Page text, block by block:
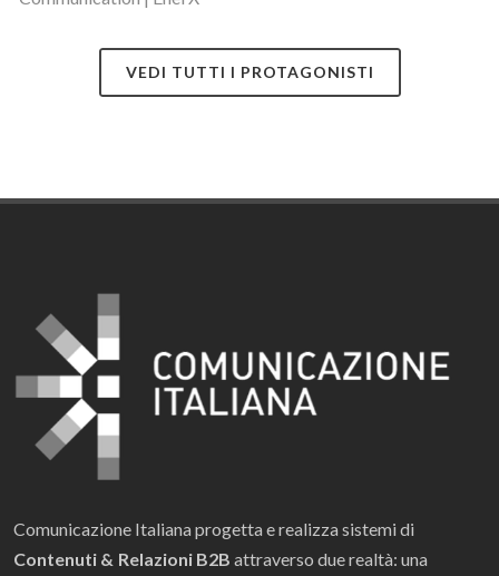
VEDI TUTTI I PROTAGONISTI
Comunicazione Italiana progetta e realizza sistemi di
Contenuti & Relazioni B2B attraverso due realtà: una